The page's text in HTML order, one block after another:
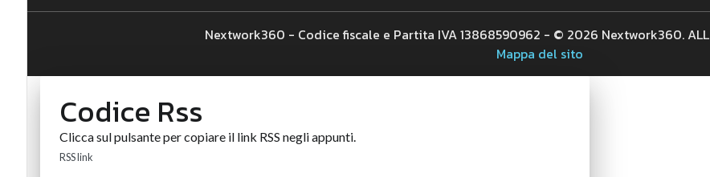
Nextwork360 - Codice fiscale e Partita IVA 13868590962 - © 2026 Nextwork360. ALL
Mappa del sito
Codice Rss
Clicca sul pulsante per copiare il link RSS negli appunti.
RSS link